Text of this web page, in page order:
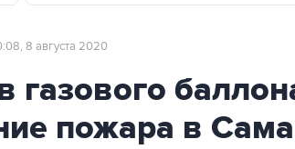
8 августа 2020
газового
пожара в